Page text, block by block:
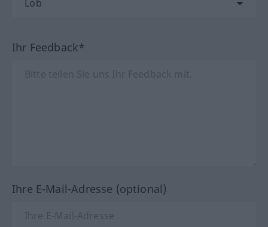
Ihr Feedback*
Ihre E-Mail-Adresse (optional)